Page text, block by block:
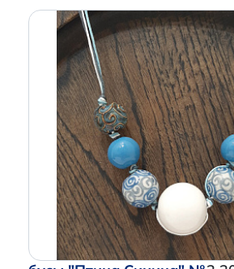
Итого:
Продолжить
Перейти в